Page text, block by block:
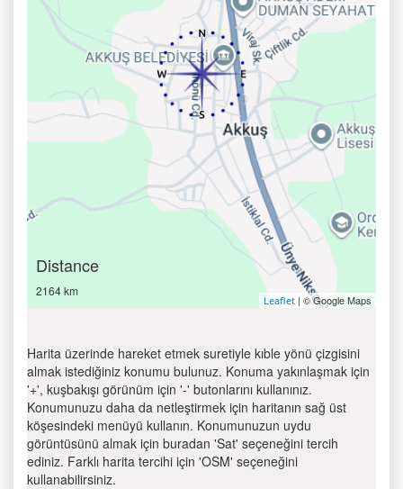
Distance
2164 km
Leaflet | © Google Maps
Harita üzerinde hareket etmek suretiyle kıble yönü çizgisini
almak istediğiniz konumu bulunuz. Konuma yakınlaşmak için
'+', kuşbakışı görünüm için '-' butonlarını kullanınız.
Konumunuzu daha da netleştirmek için haritanın sağ üst
köşesindeki menüyü kullanın. Konumunuzun uydu
görüntüsünü almak için buradan 'Sat' seçeneğini tercih
ediniz. Farklı harita tercihi için 'OSM' seçeneğini
kullanabilirsiniz.